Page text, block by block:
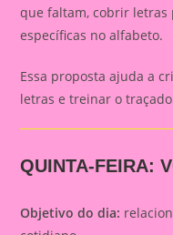
que faltam, cobrir
específicas no alfabeto.
Essa proposta ajuda a
letras e treinar o
QUINTA-FEIRA:
Objetivo do dia: